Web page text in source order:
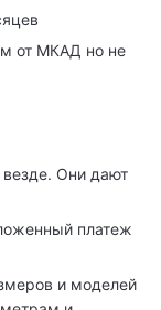
от МКАД но не
Они дают
платеж
и моделей